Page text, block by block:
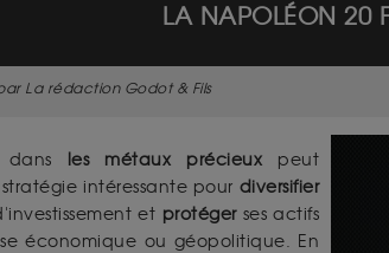
LA NAPOLÉON 20
La rédaction Godot & Fils
dans les métaux précieux peut
intéressante pour diversifier
et protégerses actifs
économique ou géopolitique. En